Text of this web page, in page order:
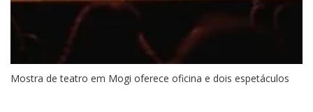
Mostra de teatro em Mogi oferece oficina e dois espetáculos